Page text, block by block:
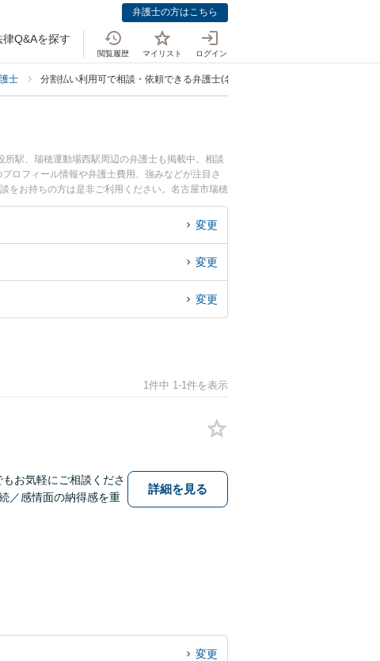
弁護士の方はこちら
律Q&Aを探す
閲覧履歴 マイリスト ログイン
士 分割払い利用可で相談・依頼できる弁護士(名古屋市瑞穂区)
駅、瑞穂運動場西駅周辺の弁護士も掲載中。相談
ロフィール情報や弁護士費用、強みなどが注目さ
をお持ちの方は是非ご利用ください。名古屋市瑞穂
決の実績豊富な近くの弁護士を検索したい』『初回
すすめです。
変更
変更
変更
1件中 1-1件を表示
お気軽にご相談くださ
／感情面の納得感を重
詳細を見る
変更